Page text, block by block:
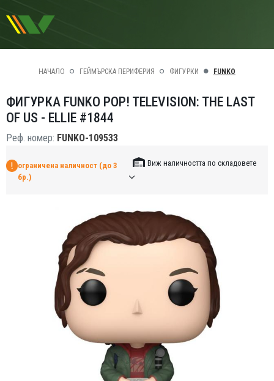
НАЧАЛО ГЕЙМЪРСКА ПЕРИФЕРИЯ ФИГУРКИ FUNKO
ФИГУРКА FUNKO POP! TELEVISION: THE LAST
OF US - ELLIE #1844
Реф. номер: FUNKO-109533
ограничена наличност (до 3
бр.)
Виж наличността по складовете